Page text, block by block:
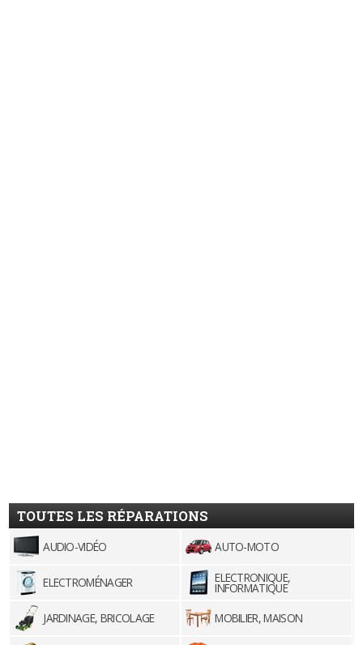
TOUTES LES RÉPARATIONS
AUDIO-VIDÉO AUTO-MOTO
ELECTROMÉNAGER ELECTRONIQUE,
INFORMATIQUE
JARDINAGE, BRICOLAGE
MOBILIER, MAISON